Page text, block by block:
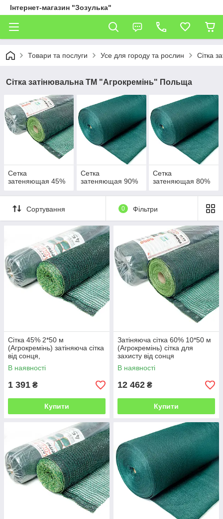
Інтернет-магазин "Зозулька"
Товари та послуги Усе для городу та рослин Сітка
Сітка затінювальна ТМ "Агрокремінь" Польща
Сетка
затеняющая 45%
Сетка
затеняющая 90%
Сетка
затеняющая 80%
Сортування 0 Фільтри
Сітка 45% 2*50 м
(Агрокремінь) затіняюча сітка
від сонця,
В наявності
1 391 ₴
Купити
Затіняюча сітка 60% 10*50 м
(Агрокремінь) сітка для
захисту від сонця
В наявності
12 462 ₴
Купити